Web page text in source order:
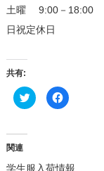
土曜 9:00－18:00
日祝定休日
共有:
ク
リ
共
Facebook
で
ク
関連
学生服入荷情報